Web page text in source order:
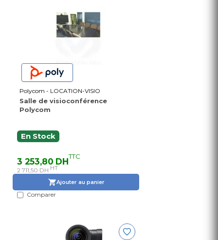
Polycom - LOCATION-VISIO
Salle de visioconférence
Polycom
En Stock
3 253,80 DHTTC
2 711,50 DH HT
Ajouter au panier
Comparer